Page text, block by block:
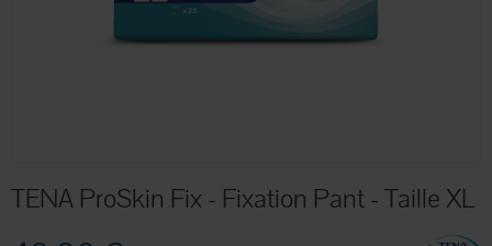
TENA ProSkin Fix - Fixation Pant - Taille XL